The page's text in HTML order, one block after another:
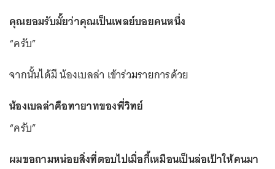
คุณยอมรับมั้ยว่าคุณเป็นเพลย์บอยคนหนึ่ง
“ครับ”
จากนั้นได้มี น้องเบลล่า เข้าร่วมรายการด้วย
น้องเบลล่าคือทายาทของพี่วิทย์
“ครับ”
ผมขอถามหน่อยสิ่งที่ตอบไปเมื่อกี้เหมือนเป็นล่อเป้าให้คนมา